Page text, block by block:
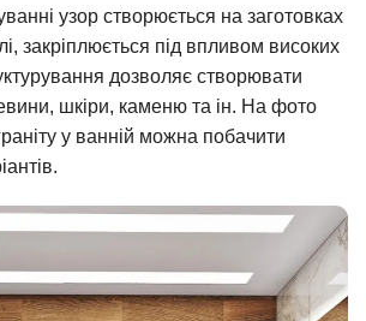
узор створюється на заготовках
закріплюється під впливом високих
дозволяє створювати
шкіри, каменю та ін. На фото
у ванній можна побачити